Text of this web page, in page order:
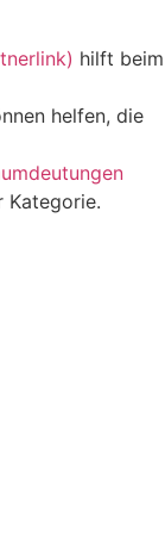
hilft beim
helfen, die
Kategorie.